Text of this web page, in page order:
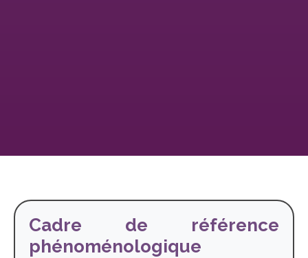
Cadre de référence
phénoménologique